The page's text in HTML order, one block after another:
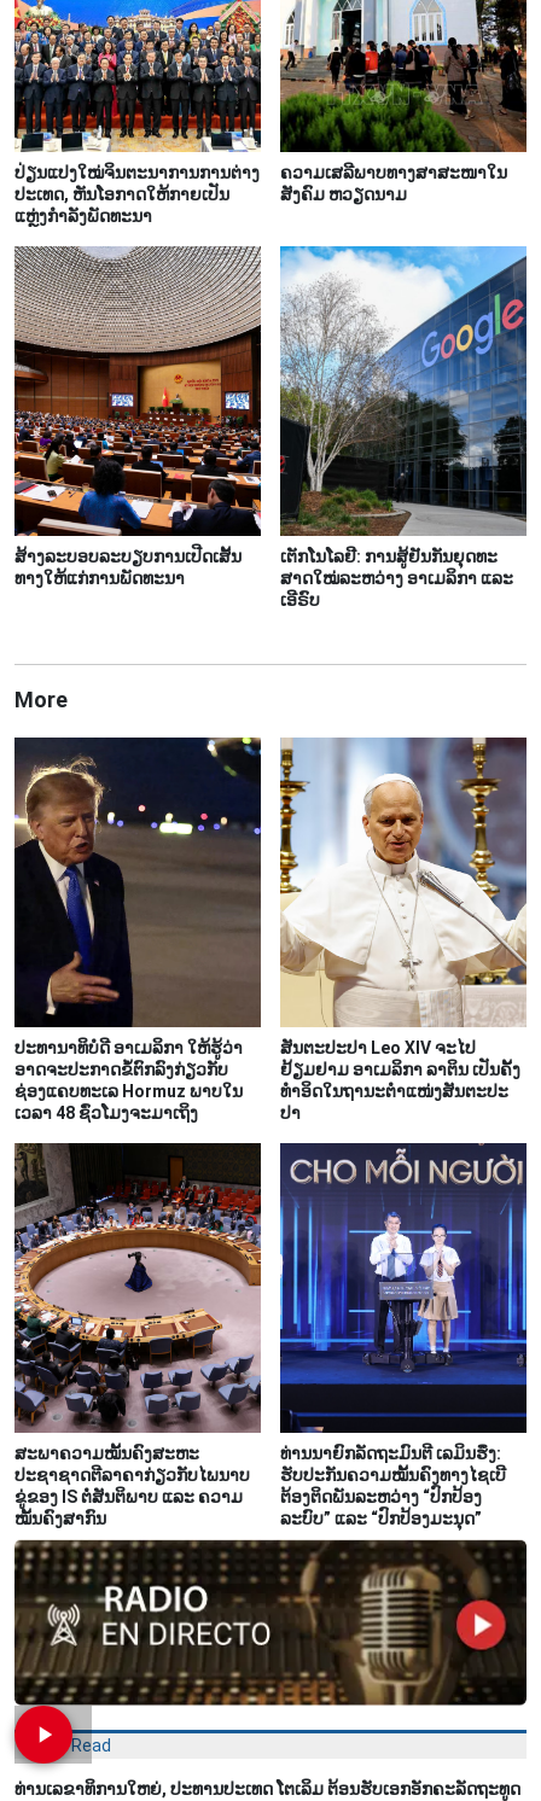
ປ່ຽນແປງໃໝ່ຈິນຕະນາການການຕ່າງ
ປະເທດ, ຫັນໂອກາດໃຫ້ກາຍເປັນ
ແຫຼ່ງກຳລັງພັດທະນາ
ຄວາມ​ເສ​ລີ​ພາບ​ທາງສາ​ສະ​ໜາ​ໃນ​
ສັງ​ຄົມ ຫວຽດ​ນາມ
ສ້າງ​ລະ​ບອບ​ລະ​ບຽບ​ການ​ເປີດ​ເສັ້ນ​
ທາງ​ໃຫ້​ແກ່​ການ​ພັດ​ທະ​ນາ
ເຕັກ​ໂນ​ໂລ​ຢີ: ການ​ສູ້​ຢັນ​ກັນ​ຍຸດ​ທະ​
ສາດ​ໃໝ່​ລະ​ຫວ່າງ ອາ​ເມ​ລິ​ກາ ແລະ
ເອີ​ຣົບ
More
ປະທານາທິບໍດີ ອາເມລິກາ ໃຫ້ຮູ້ວ່າ
ອາດຈະປະກາດຂໍ້ຕົກລົງກ່ຽວກັບ
ຊ່ອງແຄບທະເລ Hormuz ພາບໃນ
ເວລາ 48 ຊົ່ວໂມງຈະມາເຖິງ
ສັນຕະປະປາ Leo XIV ຈະໄປ
ຢ້ຽມຢາມ ອາເມລິກາ ລາຕິນ ເປັນຄັ້ງ
ທຳອິດໃນຖານະຕຳແໜ່ງສັນຕະປະ
ປາ
ສະພາຄວາມໝັ້ນຄົງສະຫະ
ປະຊາຊາດຕີລາຄາກ່ຽວກັບໄພນາບ
ຂູ່ຂອງ IS ຕໍ່ສັນຕິພາບ ແລະ ຄວາມ
ໝັ້ນຄົງສາກົນ
ທ່ານນາຍົກລັດຖະມົນຕີ ເລມິນຮຶງ:
ຮັບປະກັນຄວາມໝັ້ນຄົງທາງໄຊເບີ
ຕ້ອງຕິດພັນລະຫວ່າງ “ປົກປ້ອງ
ລະບົບ” ແລະ “ປົກປ້ອງມະນຸດ”
Most Read
ທ່ານເລຂາທິການໃຫຍ່, ປະທານປະເທດ ໂຕເລິມ ຕ້ອນຮັບເອກອັກຄະລັດຖະທູດ